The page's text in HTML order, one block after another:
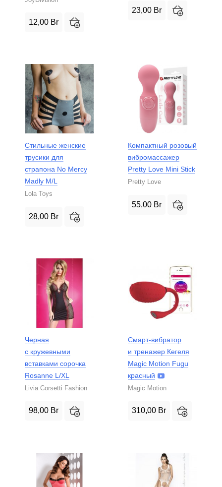
12,00 Br
23,00 Br
Стильные женские
трусики для
страпона No Mercy
Madly M/L
Lola Toys
28,00 Br
Компактный розовый
вибромассажер
Pretty Love Mini Stick
Pretty Love
55,00 Br
Черная
с кружевными
вставками сорочка
Rosanne L/XL
Livia Corsetti Fashion
98,00 Br
Смарт-вибратор
и тренажер Кегеля
Magic Motion Fugu
красный
Magic Motion
310,00 Br